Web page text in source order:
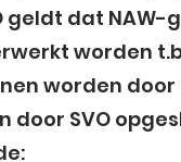
geldt dat
worden
worden
door SVO